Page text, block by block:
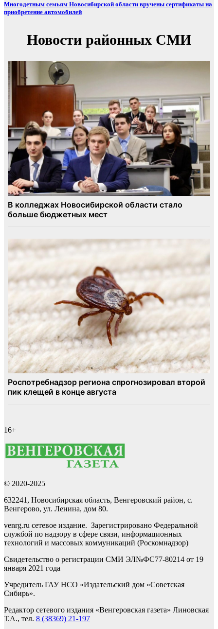
Многодетным семьям Новосибирской области вручены сертификаты на
приобретение автомобилей
16+
© 2020-2025
632241, Новосибирская область, Венгеровский район, с.
Венгерово, ул. Ленина, дом 80.
venrg.ru сетевое издание. Зарегистрировано Федеральной
службой по надзору в сфере связи, информационных
технологий и массовых коммуникаций (Роскомнадзор)
Свидетельство о регистрации СМИ ЭЛ№ФС77-80214 от 19
января 2021 года
Учредитель ГАУ НСО «Издательский дом «Советская
Сибирь».
Редактор сетевого издания «Венгеровская газета» Линовская
Т.А., тел. 8 (38369) 21-197